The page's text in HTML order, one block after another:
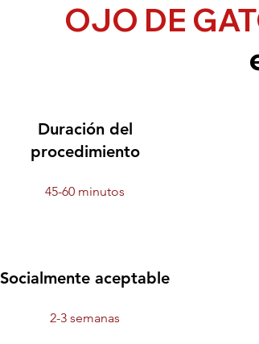
OJO DE
Duración del
procedimiento
45-60 minutos
Socialmente aceptable
2-3 semanas